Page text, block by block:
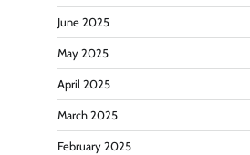
June 2025
May 2025
April 2025
March 2025
February 2025